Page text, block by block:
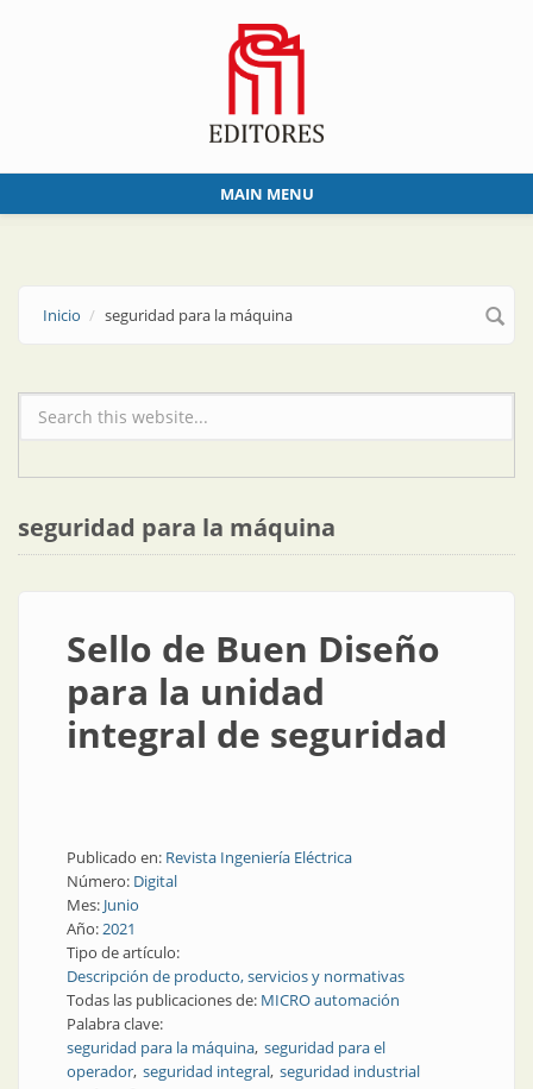
MAIN MENU
Inicio seguridad para la máquina
Formulario de búsqueda
seguridad para la máquina
Sello de Buen Diseño
para la unidad
integral de seguridad
Publicado en: Revista Ingeniería Eléctrica
Número: Digital
Mes: Junio
Año:2021
Tipo de artículo:
Descripción de producto, servicios y normativas
Todas las publicaciones de: MICRO automación
Palabra clave:
seguridad para la máquina seguridad para el
operador seguridad integral seguridad industrial